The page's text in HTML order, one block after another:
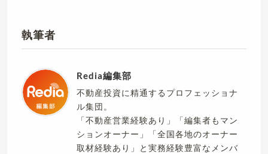
執筆者
Redia編集部
不動産投資に精通するプロフェッショナ
ル集団。
「不動産営業経験あり」「編集者もマン
ションオーナー」「全国各地のオーナー
取材経験あり」と実務経験豊富なメンバ